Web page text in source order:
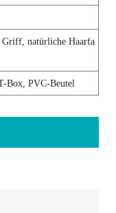
natürliche Haarfa
Box, PVC-Beutel